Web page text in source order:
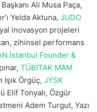
Başkanı Ali Musa Paça,
Yelda Aktuna, JUDO
inovasyon projeleri
zihinsel performans
İstanbul Founder &
TÜBİTAK MAM
Örgüç, JYSK
Elif Tonyalı, Özgür
Adem Turgut, Yazı